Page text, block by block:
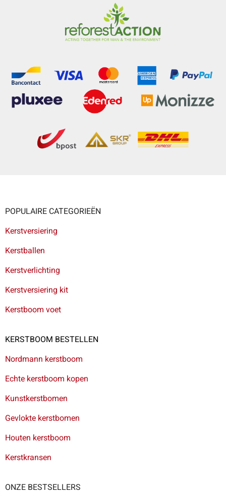
POPULAIRE CATEGORIEËN
Kerstversiering
Kerstballen
Kerstverlichting
Kerstversiering kit
Kerstboom voet
KERSTBOOM BESTELLEN
Nordmann kerstboom
Echte kerstboom kopen
Kunstkerstbomen
Gevlokte kerstbomen
Houten kerstboom
Kerstkransen
ONZE BESTSELLERS